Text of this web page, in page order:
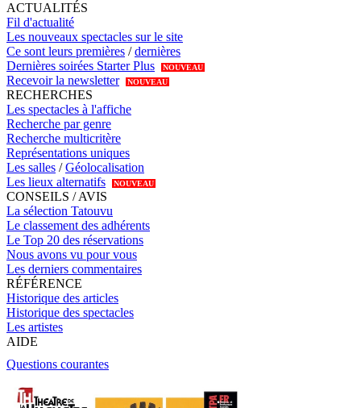
ACTUALITÉS
Fil d'actualité
Les nouveaux spectacles sur le site
Ce sont leurs premières /dernières
Dernières soirées Starter Plus
NOUVEAU
Recevoir la newsletter NOUVEAU
RECHERCHES
Les spectacles à l'affiche
Recherche par genre
Recherche multicritère
Représentations uniques
Les salles /Géolocalisation
Les lieux alternatifs
NOUVEAU
CONSEILS / AVIS
La sélection Tatouvu
Le classement des adhérents
Le Top 20 des réservations
Nous avons vu pour vous
Les derniers commentaires
RÉFÉRENCE
Historique des articles
Historique des spectacles
Les artistes
AIDE
Questions courantes